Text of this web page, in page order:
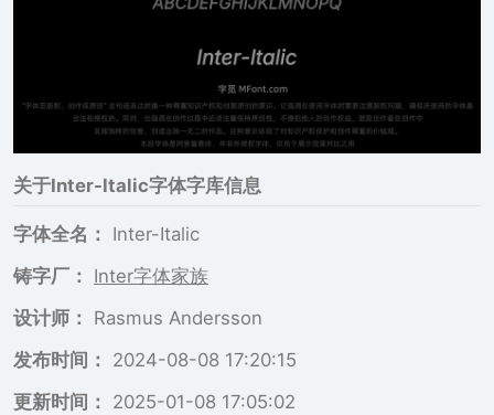
关于Inter-Italic字体字库信息
字体全名：
Inter-Italic
铸字厂：
Inter字体家族
设计师：
Rasmus Andersson
发布时间：
2024-08-08 17:20:15
更新时间：
2025-01-08 17:05:02